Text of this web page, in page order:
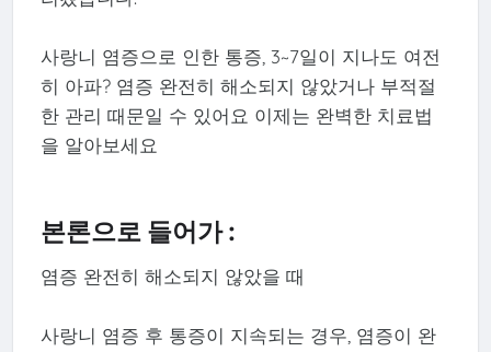
사랑니 염증으로 인한 통증, 3~7일이 지나도 여전
히 아파? 염증 완전히 해소되지 않았거나 부적절
한 관리 때문일 수 있어요 이제는 완벽한 치료법
을 알아보세요
본론으로 들어가 :
염증 완전히 해소되지 않았을 때
사랑니 염증 후 통증이 지속되는 경우, 염증이 완